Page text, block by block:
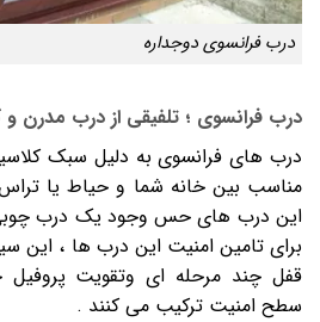
درب فرانسوی دوجداره
درب فرانسوی ؛ تلفیقی از درب مدرن
درب های فرانسوی به دلیل سبک
مناسب بین خانه شما و حیاط یا تراس
این درب های حس وجود یک درب چوبی
برای تامین امنیت این درب ها ، این
قفل چند مرحله ای وتقویت پروفیل
سطح امنیت ترکیب می کنند .